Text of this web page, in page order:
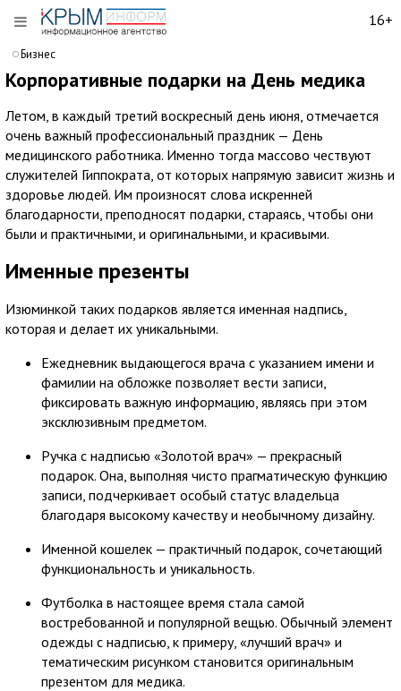
16+
Бизнес
Корпоративные подарки на День медика
Летом, в каждый третий воскресный день июня, отмечается
очень важный профессиональный праздник — День
медицинского работника. Именно тогда массово чествуют
служителей Гиппократа, от которых напрямую зависит жизнь и
здоровье людей. Им произносят слова искренней
благодарности, преподносят подарки, стараясь, чтобы они
были и практичными, и оригинальными, и красивыми.
Именные презенты
Изюминкой таких подарков является именная надпись,
которая и делает их уникальными.
Ежедневник выдающегося врача с указанием имени и
фамилии на обложке позволяет вести записи,
фиксировать важную информацию, являясь при этом
эксклюзивным предметом.
Ручка с надписью «Золотой врач» — прекрасный
подарок. Она, выполняя чисто прагматическую функцию
записи, подчеркивает особый статус владельца
благодаря высокому качеству и необычному дизайну.
Именной кошелек — практичный подарок, сочетающий
функциональность и уникальность.
Футболка в настоящее время стала самой
востребованной и популярной вещью. Обычный элемент
одежды с надписью, к примеру, «лучший врач» и
тематическим рисунком становится оригинальным
презентом для медика.